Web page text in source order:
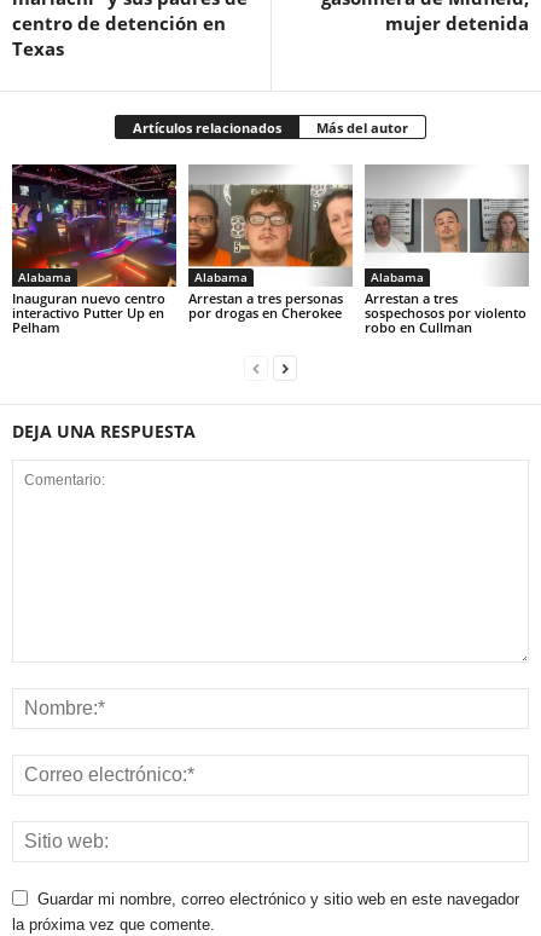
centro de detención en
Texas
mujer detenida
Artículos relacionados Más del autor
Alabama
Inauguran nuevo centro
interactivo Putter Up en
Pelham
Alabama
Arrestan a tres personas
por drogas en Cherokee
Alabama
Arrestan a tres
sospechosos por violento
robo en Cullman
DEJA UNA RESPUESTA
Guardar mi nombre, correo electrónico y sitio web en este navegador
la próxima vez que comente.